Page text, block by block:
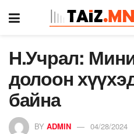
Н.Учрал:
долоон
байна
BY ADMIN 04/28/2024